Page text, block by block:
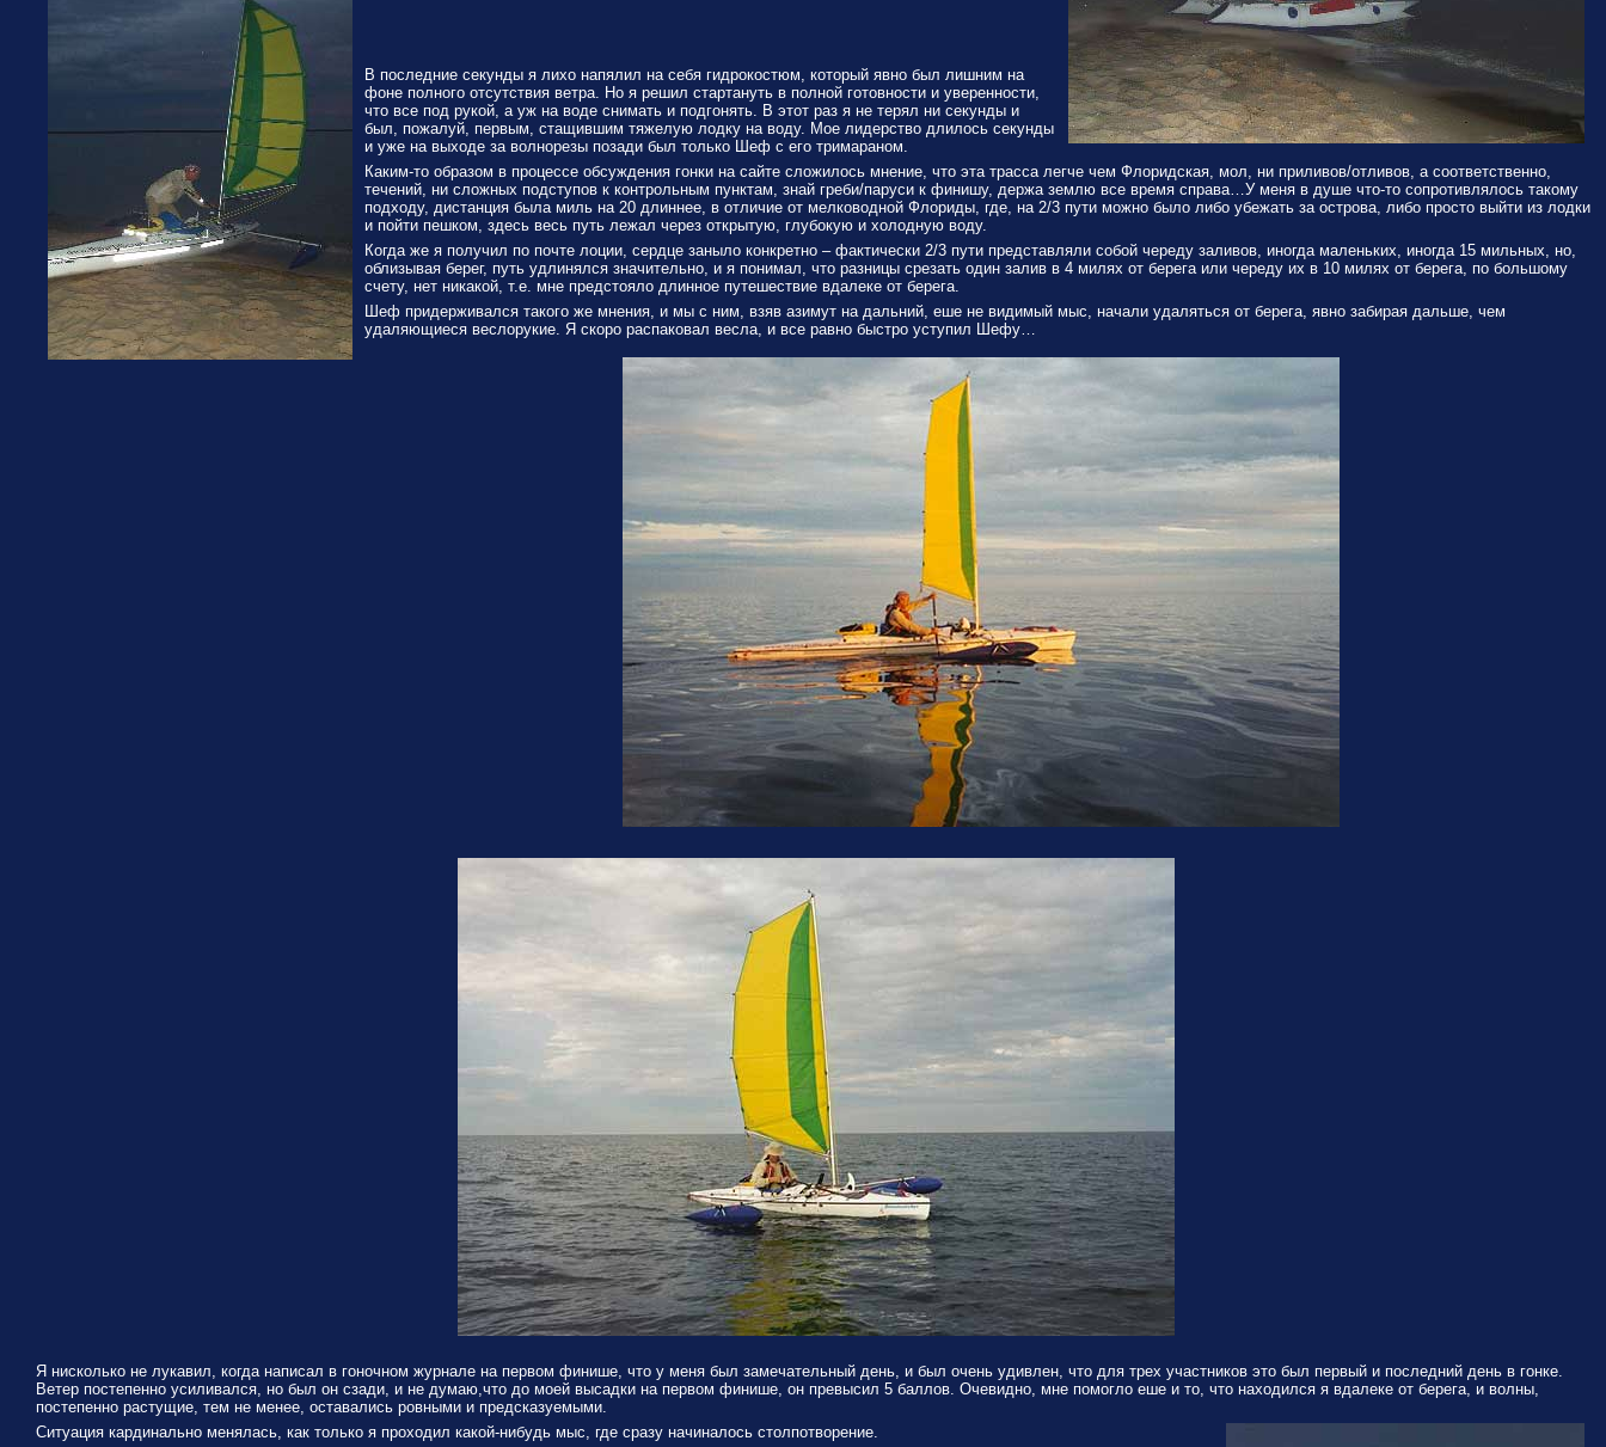
В последние секунды я лихо напялил на себя гидрокостюм, который явно был лишним на
фоне полного отсутствия ветра. Но я решил стартануть в полной готовности и уверенности,
что все под рукой, а уж на воде снимать и подгонять. В этот раз я не терял ни секунды и
был, пожалуй, первым, стащившим тяжелую лодку на воду. Мое лидерство длилось секунды
и уже на выходе за волнорезы позади был только Шеф с его тримараном.
Каким-то образом в процессе обсуждения гонки на сайте сложилось мнение, что эта трасса легче чем Флоридская, мол, ни приливов/отливов, а соответственно,
течений, ни сложных подступов к контрольным пунктам, знай греби/паруси к финишу, держа землю все время справа…У меня в душе что-то сопротивлялось такому
подходу, дистанция была миль на 20 длиннее, в отличие от мелководной Флориды, где, на 2/3 пути можно было либо убежать за острова, либо просто выйти из лодки
и пойти пешком, здесь весь путь лежал через открытую, глубокую и холодную воду.
Когда же я получил по почте лоции, сердце заныло конкретно – фактически 2/3 пути представляли собой череду заливов, иногда маленьких, иногда 15 мильных, но,
облизывая берег, путь удлинялся значительно, и я понимал, что разницы срезать один залив в 4 милях от берега или череду их в 10 милях от берега, по большому
счету, нет никакой, т.е. мне предстояло длинное путешествие вдалеке от берега.
Шеф придерживался такого же мнения, и мы с ним, взяв азимут на дальний, еше не видимый мыс, начали удаляться от берега, явно забирая дальше, чем
удаляющиеся веслорукие. Я скоро распаковал весла, и все равно быстро уступил Шефу…
Я нисколько не лукавил, когда написал в гоночном журнале на первом финише, что у меня был замечательный день, и был очень удивлен, что для трех участников это был первый и последний день в гонке.
Ветер постепенно усиливался, но был он сзади, и не думаю,что до моей высадки на первом финише, он превысил 5 баллов. Очевидно, мне помогло еше и то, что находился я вдалеке от берега, и волны,
постепенно растущие, тем не менее, оставались ровными и предсказуемыми.
Ситуация кардинально менялась, как только я проходил какой-нибудь мыс, где сразу начиналось столпотворение.